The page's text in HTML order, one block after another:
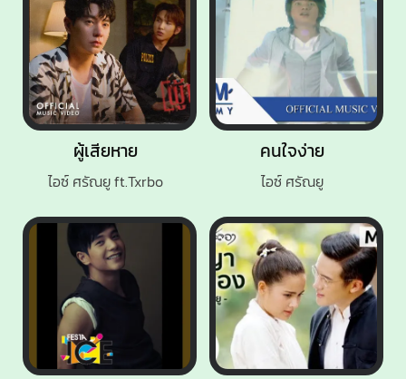
คนใจง่าย
ไอซ์ ศรัณยู
ผู้เสียหาย
ไอซ์ ศรัณยู ft.Txrbo